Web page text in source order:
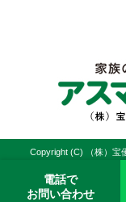
Copyright (C) （株）宝
電話で
お問い合わせ